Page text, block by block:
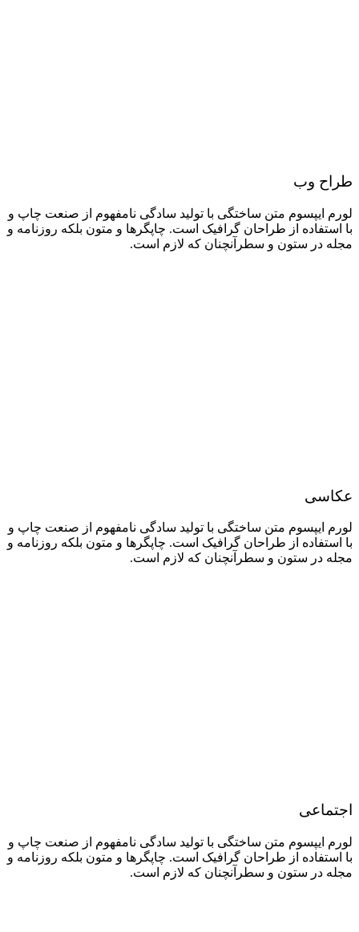
طراح وب
لورم ایپسوم متن ساختگی با تولید سادگی نامفهوم از صنعت چاپ و
با استفاده از طراحان گرافیک است. چاپگرها و متون بلکه روزنامه و
مجله در ستون و سطرآنچنان که لازم است.
عکاسی
لورم ایپسوم متن ساختگی با تولید سادگی نامفهوم از صنعت چاپ و
با استفاده از طراحان گرافیک است. چاپگرها و متون بلکه روزنامه و
مجله در ستون و سطرآنچنان که لازم است.
اجتماعی
لورم ایپسوم متن ساختگی با تولید سادگی نامفهوم از صنعت چاپ و
با استفاده از طراحان گرافیک است. چاپگرها و متون بلکه روزنامه و
مجله در ستون و سطرآنچنان که لازم است.